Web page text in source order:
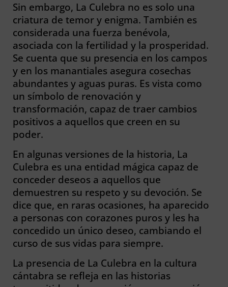
Sin embargo, La Culebra no es solo una
criatura de temor y enigma. También es
considerada una fuerza benévola,
asociada con la fertilidad y la prosperidad.
Se cuenta que su presencia en los campos
y en los manantiales asegura cosechas
abundantes y aguas puras. Es vista como
un símbolo de renovación y
transformación, capaz de traer cambios
positivos a aquellos que creen en su
poder.
En algunas versiones de la historia, La
Culebra es una entidad mágica capaz de
conceder deseos a aquellos que
demuestren su respeto y su devoción. Se
dice que, en raras ocasiones, ha aparecido
a personas con corazones puros y les ha
concedido un único deseo, cambiando el
curso de sus vidas para siempre.
La presencia de La Culebra en la cultura
cántabra se refleja en las historias